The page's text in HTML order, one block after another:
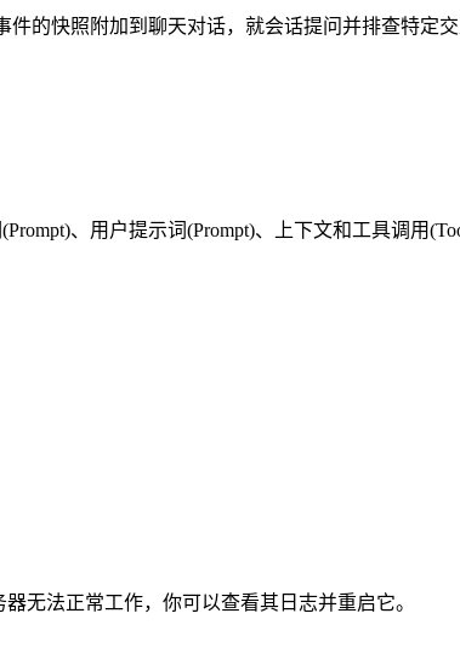
的快照附加到聊天对话，就会话提问并排查特定交
、用户提示词(Prompt)、上下文和工具调用
无法正常工作，你可以查看其日志并重启它。